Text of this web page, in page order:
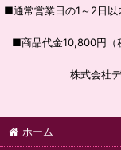
■通常営業日の1～2日以
■商品代金10,800円（
株式会社
ホーム